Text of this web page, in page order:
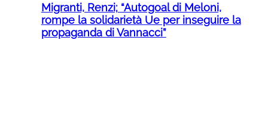
Migranti, Renzi; “Autogoal di Meloni,
rompe la solidarietà Ue per inseguire la
propaganda di Vannacci”